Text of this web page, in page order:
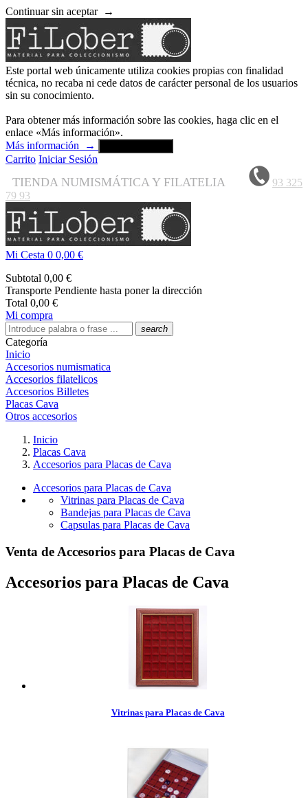
Continuar sin aceptar →
Este portal web únicamente utiliza cookies propias con finalidad
técnica, no recaba ni cede datos de carácter personal de los usuarios
sin su conocimiento.
Para obtener más información sobre las cookies, haga clic en el
enlace «Más información».
Más información
→
Carrito Iniciar Sesión
TIENDA NUMISMÁTICA Y FILATELIA
93 325
79 93
Mi Cesta 0 0,00 €
Subtotal 0,00 €
Transporte Pendiente hasta poner la dirección
Total 0,00 €
Mi compra
search
Categoría
Inicio
Accesorios numismatica
Accesorios filatelicos
Accesorios Billetes
Placas Cava
Otros accesorios
Inicio
Placas Cava
Accesorios para Placas de Cava
Accesorios para Placas de Cava
Vitrinas para Placas de Cava
Bandejas para Placas de Cava
Capsulas para Placas de Cava
Venta de Accesorios para Placas de Cava
Accesorios para Placas de Cava
Vitrinas para Placas de Cava